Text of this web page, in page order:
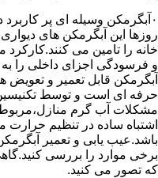
۰آبگرمکن وسیله ای پر
روزها این آبگرمکن های
خانه را تامین می
و فرسودگی اجزای داخلی را
آبگرمکن قابل تعمیر و
حرفه ای است و توسط تکنیسین
مشکلات آب گرم
اشتباه ساده در تنظیم حرارت
باشد.عیب یابی و تعمیر
برخی موارد را بررسی
که تصور می کنید.